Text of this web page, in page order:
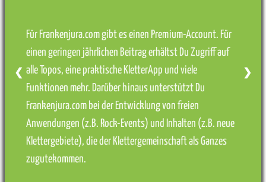
Für Frankenjura.com gibt es einen Premium-Account. Für
einen geringen jährlichen Beitrag erhältst Du Zugriff auf
alle Topos, eine praktische KletterApp und viele
Funktionen mehr. Darüber hinaus unterstützt Du
Frankenjura.com bei der Entwicklung von freien
Anwendungen (z.B. Rock-Events) und Inhalten (z.B. neue
Klettergebiete), die der Klettergemeinschaft als Ganzes
zugutekommen.
❮ ❯